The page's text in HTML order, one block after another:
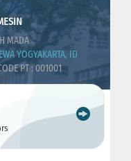
MADA
YOGYAKARTA, ID
PT : 001001